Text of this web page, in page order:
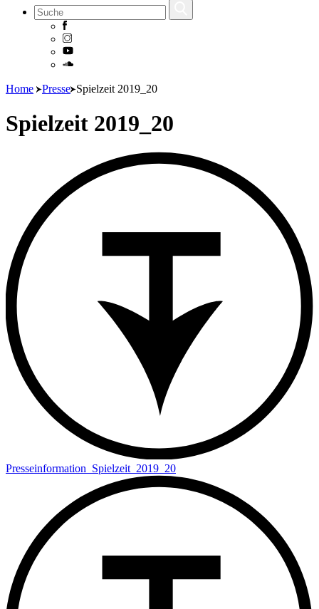
Skip
content
Home Presse Spielzeit 2019_20
Spielzeit 2019_20
Presseinformation_Spielzeit_2019_20